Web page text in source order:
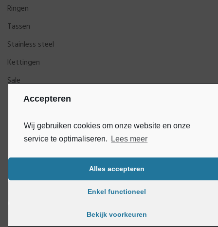
Accepteren
Wij gebruiken cookies om onze website en onze
service te optimaliseren.
Lees meer
Alles accepteren
Enkel functioneel
Bekijk voorkeuren
Ringen
Tassen
Stainless steel
Kettingen
Sale
Copyright © DijkGelukSieraden | Ontwikkeld door